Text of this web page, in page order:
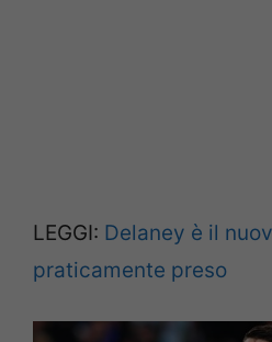
LEGGI: Delaney è il
praticamente preso